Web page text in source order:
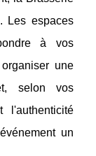
Les espaces
à vos
une
selon vos
l'authenticité
un